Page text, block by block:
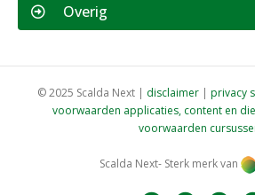
Overig
© 2025 Scalda Next | disclaimer| privacy
voorwaarden applicaties, content en
voorwaarden
Scalda Next- Sterk merk van